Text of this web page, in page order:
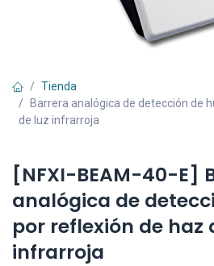
Tienda
Barrera analógica de detección de
de luz infrarroja
[NFXI-BEAM-40-E]
analógica de
por reflexión de haz
infrarroja